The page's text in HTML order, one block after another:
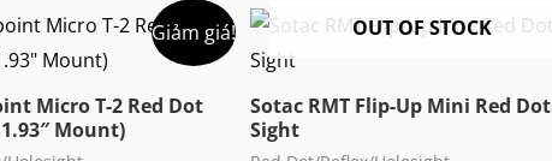
Giảm giá!
Micro T-2 Red Dot
Mount)
OUT OF STOCK
Sotac RMT Flip-Up Mini Red Dot
Sight